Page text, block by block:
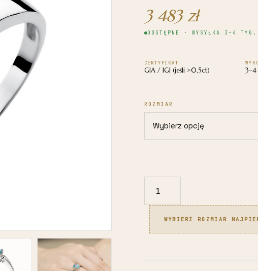
3 483 zł
DOSTĘPNE · WYSYŁKA 3–4 TYG.
CERTYFIKAT
GIA / IGI (jeśli >0,5ct)
ROZMIAR
ilość
Pierścionek
białego
WYBIERZ ROZMIAR